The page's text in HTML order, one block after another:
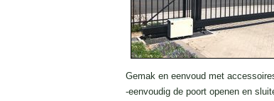
Gemak en eenvoud met
-eenvoudig de poort openen en